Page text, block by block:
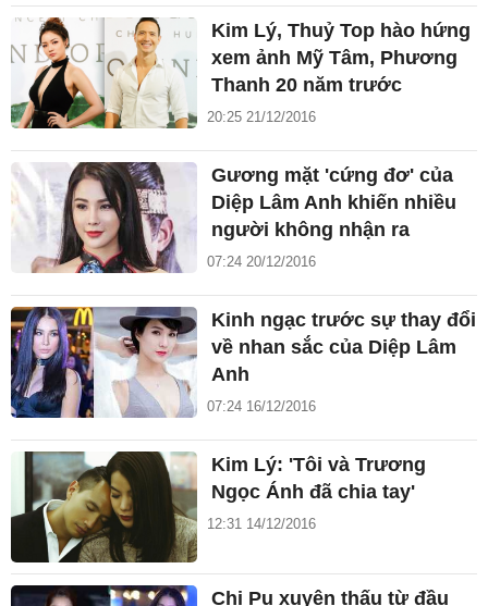
Kim Lý, Thuỷ Top hào hứng
xem ảnh Mỹ Tâm, Phương
Thanh 20 năm trước
20:25 21/12/2016
Gương mặt 'cứng đơ' của
Diệp Lâm Anh khiến nhiều
người không nhận ra
07:24 20/12/2016
Kinh ngạc trước sự thay đổi
về nhan sắc của Diệp Lâm
Anh
07:24 16/12/2016
Kim Lý: 'Tôi và Trương
Ngọc Ánh đã chia tay'
12:31 14/12/2016
Chi Pu xuyên thấu từ đầu